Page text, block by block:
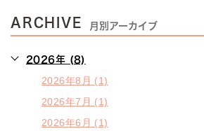
ARCHIVE 月別アーカイブ
2026年 (8)
2026年8月 (1)
2026年7月 (1)
2026年6月 (1)